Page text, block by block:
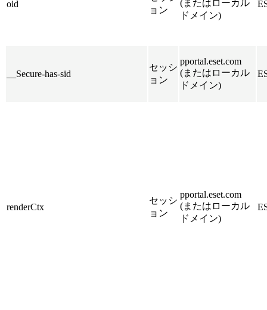
oid
ョン
(またはローカル
ドメイン)
__Secure-has-sid
セッシ
ョン
pportal.eset.com
(またはローカル
ドメイン)
renderCtx
セッシ
ョン
pportal.eset.com
(またはローカル
ドメイン)